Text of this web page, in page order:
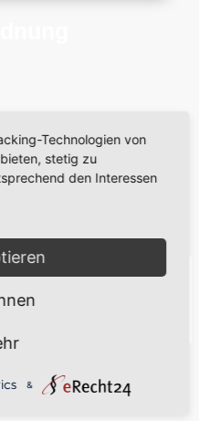
(ca. 0.4 MB)
Technologien von
stetig zu
den Interessen
&